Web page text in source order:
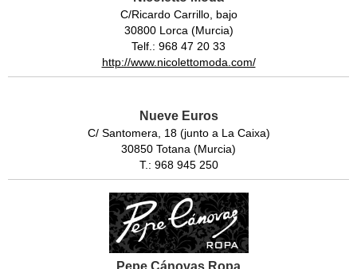
C/Ricardo Carrillo, bajo
30800 Lorca (Murcia)
Telf.: 968 47 20 33
http://www.nicolettomoda.com/
Nueve Euros
C/ Santomera, 18 (junto a La Caixa)
30850 Totana (Murcia)
T.: 968 945 250
Pepe Cánovas Ropa